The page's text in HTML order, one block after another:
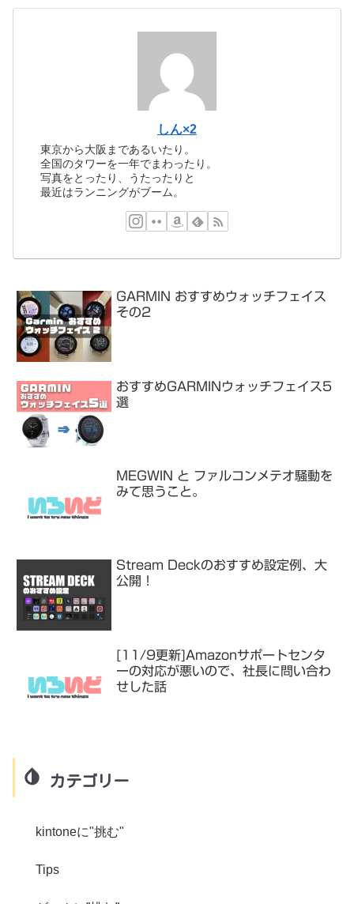
しん×2
東京から大阪まであるいたり。
全国のタワーを一年でまわったり。
写真をとったり、うたったりと
最近はランニングがブーム。
GARMIN おすすめウォッチフェイス
その2
おすすめGARMINウォッチフェイス5
選
MEGWIN と ファルコンメテオ騒動を
みて思うこと。
Stream Deckのおすすめ設定例、大
公開！
[11/9更新]Amazonサポートセンタ
ーの対応が悪いので、社長に問い合わ
せした話
カテゴリー
kintoneに"挑む"
Tips